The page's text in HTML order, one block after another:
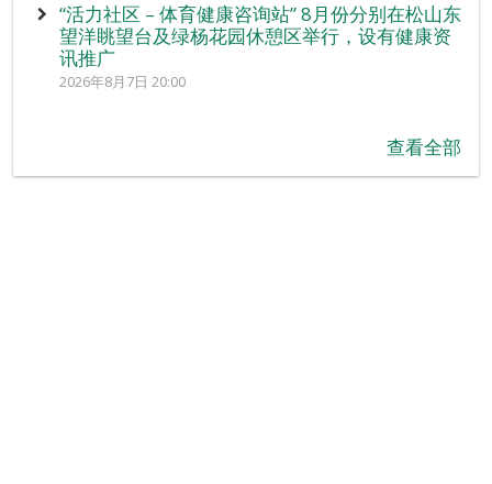
“活力社区 – 体育健康咨询站” 8月份分别在松山东
望洋眺望台及绿杨花园休憩区举行，设有健康资
讯推广
2026年8月7日 20:00
查看全部